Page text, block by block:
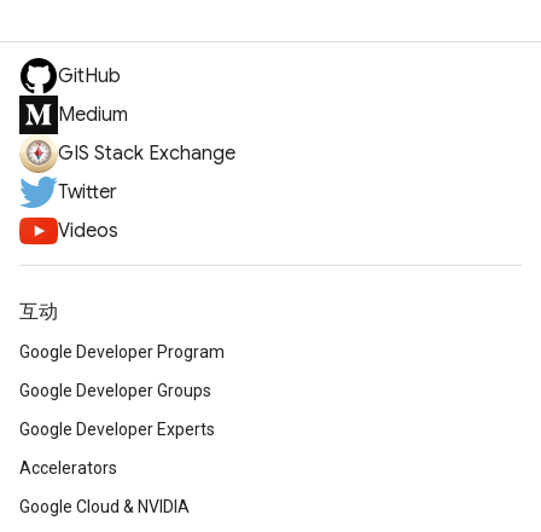
GitHub
Medium
GIS Stack Exchange
Twitter
Videos
互动
Google Developer Program
Google Developer Groups
Google Developer Experts
Accelerators
Google Cloud & NVIDIA